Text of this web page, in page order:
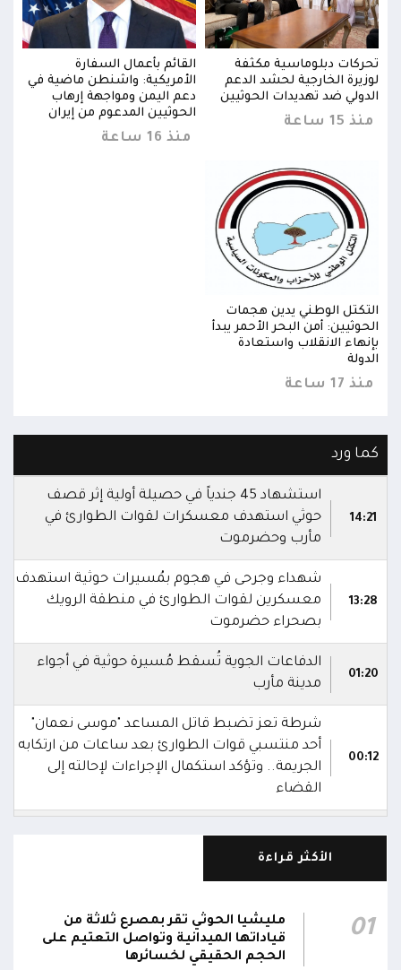
تحركات دبلوماسية مكثفة
لوزيرة الخارجية لحشد الدعم
الدولي ضد تهديدات الحوثيين
منذ 15 ساعة
القائم بأعمال السفارة
الأمريكية: واشنطن ماضية في
دعم اليمن ومواجهة إرهاب
الحوثيين المدعوم من إيران
منذ 16 ساعة
التكتل الوطني يدين هجمات
الحوثيين: أمن البحر الأحمر يبدأ
بإنهاء الانقلاب واستعادة
الدولة
منذ 17 ساعة
كما ورد
14:21
استشهاد 45 جندياً في حصيلة أولية إثر قصف
حوثي استهدف معسكرات لقوات الطوارئ في
مأرب وحضرموت
13:28
شهداء وجرحى في هجوم بمُسيرات حوثية استهدف
معسكرين لقوات الطوارئ في منطقة الرويك
بصحراء حضرموت
01:20
الدفاعات الجوية تُسقط مُسيرة حوثية في أجواء
مدينة مأرب
00:12
شرطة تعز تضبط قاتل المساعد "موسى نعمان"
أحد منتسبي قوات الطوارئ بعد ساعات من ارتكابه
الجريمة.. وتؤكد استكمال الإجراءات لإحالته إلى
القضاء
وتجهيز 11 منشأة صحية في لحج والضالع
22:01
الحوثيون يزعمون استهداف ثاني ناقلة نفط
سعودية خلال 24 ساعة بصاروخ باليستي في خليج
الأكثر قراءة
01
مليشيا الحوثي تقر بمصرع ثلاثة من
قياداتها الميدانية وتواصل التعتيم على
الحجم الحقيقي لخسائرها